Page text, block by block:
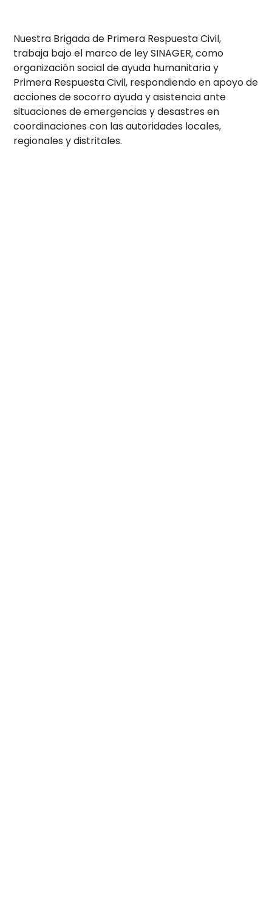
Nuestra Brigada de Primera Respuesta Civil,
trabaja bajo el marco de ley SINAGER, como
organización social de ayuda humanitaria y
Primera Respuesta Civil, respondiendo en apoyo de
acciones de socorro ayuda y asistencia ante
situaciones de emergencias y desastres en
coordinaciones con las autoridades locales,
regionales y distritales.